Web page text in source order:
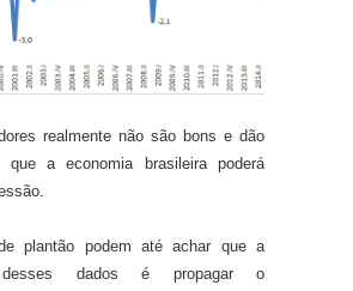
realmente não são bons e dão
que a economia brasileira poderá
plantão podem até achar que a
desses dados é propagar o